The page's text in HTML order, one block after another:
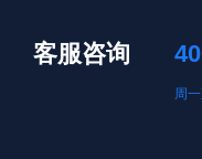
客服咨询
周